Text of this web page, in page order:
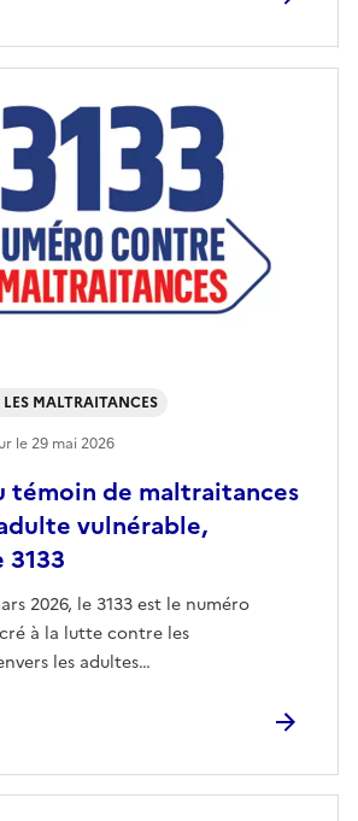
témoin de maltraitances
vulnérable,
3133
2026, le 3133 est le numéro
à la lutte contre les
les adultes…
MALTRAITANCES
le29 mai 2026